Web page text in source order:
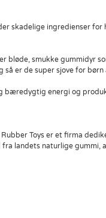
skadelige ingredienser for
bløde, smukke gummidyr
er de super sjove for børn
bæredygtig energi og
Toys er et firma
fra landets naturlige gummi,